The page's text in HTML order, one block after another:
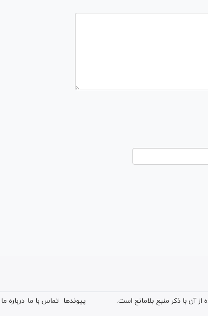
آن با ذکر منبع بلامانع است.
پیوندها تماس با ما درباره ما